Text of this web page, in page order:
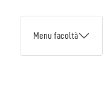
Menu facoltà